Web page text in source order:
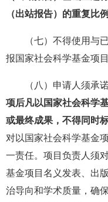
（出站报告）的重复比
（七）不得使用与
报国家社会科学基金项目
（八）申请人须承
项后凡以国家社会科学
或最终成果，不得同时
对以国家社会科学基金
一责任。项目负责人须
基金项目名义发表、出
治导向和学术质量，确